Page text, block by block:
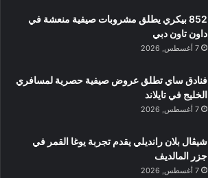
852 بيكري يطلق مشروبات صيفية منعشة في
داون تاون دبي
7 أغسطس, 2026
فنادق ساي تطلق عروض صيفية حصرية لمسافري
الخليج في تايلاند
7 أغسطس, 2026
شيڤال بلان رانديلي يقدم تجربة يوغا القمر في
جزر المالديف
7 أغسطس, 2026